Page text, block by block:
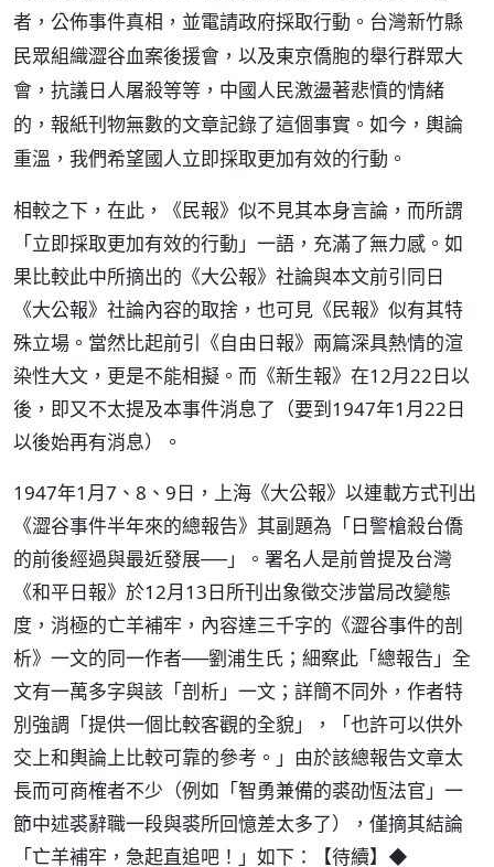
者，公佈事件真相，並電請政府採取行動。台灣新竹縣
民眾組織澀谷血案後援會，以及東京僑胞的舉行群眾大
會，抗議日人屠殺等等，中國人民激盪著悲憤的情緒
的，報紙刊物無數的文章記錄了這個事實。如今，輿論
重溫，我們希望國人立即採取更加有效的行動。
相較之下，在此，《民報》似不見其本身言論，而所謂
「立即採取更加有效的行動」一語，充滿了無力感。如
果比較此中所摘出的《大公報》社論與本文前引同日
《大公報》社論內容的取捨，也可見《民報》似有其特
殊立場。當然比起前引《自由日報》兩篇深具熱情的渲
染性大文，更是不能相擬。而《新生報》在12月22日以
後，即又不太提及本事件消息了（要到1947年1月22日
以後始再有消息）。
1947年1月7、8、9日，上海《大公報》以連載方式刊出
《澀谷事件半年來的總報告》其副題為「日警槍殺台僑
的前後經過與最近發展──」。署名人是前曾提及台灣
《和平日報》於12月13日所刊出象徵交涉當局改變態
度，消極的亡羊補牢，內容達三千字的《澀谷事件的剖
析》一文的同一作者──劉浦生氏；細察此「總報告」全
文有一萬多字與該「剖析」一文；詳簡不同外，作者特
別強調「提供一個比較客觀的全貌」，「也許可以供外
交上和輿論上比較可靠的參考。」由於該總報告文章太
長而可商榷者不少（例如「智勇兼備的裘劭恆法官」一
節中述裘辭職一段與裘所回憶差太多了），僅摘其結論
「亡羊補牢，急起直追吧！」如下：【待續】◆